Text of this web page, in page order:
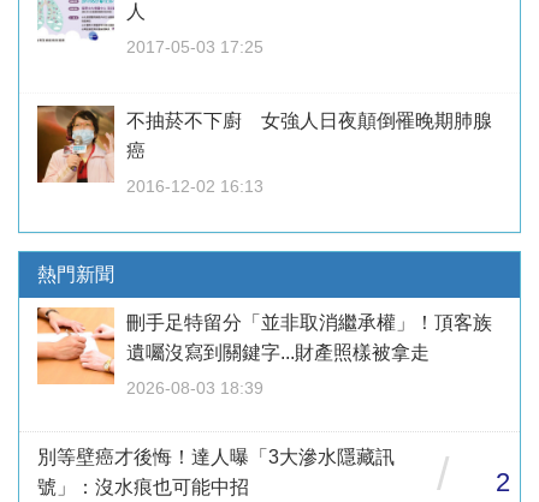
人
2017-05-03 17:25
不抽菸不下廚 女強人日夜顛倒罹晚期肺腺
癌
2016-12-02 16:13
熱門新聞
刪手足特留分「並非取消繼承權」！頂客族
遺囑沒寫到關鍵字...財產照樣被拿走
2026-08-03 18:39
別等壁癌才後悔！達人曝「3大滲水隱藏訊
號」：沒水痕也可能中招
/ 2